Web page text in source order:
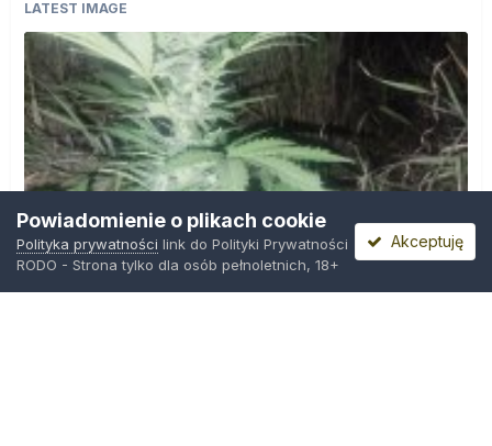
LATEST IMAGE
Powiadomienie o plikach cookie
Polityka prywatności link do Polityki Prywatności
RODO - Strona tylko dla osób pełnoletnich, 18+
Akceptuję